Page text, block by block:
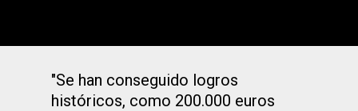
"Se han conseguido logros
históricos, como 200.000 euros